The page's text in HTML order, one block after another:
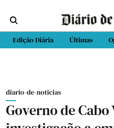
Edição Diária Últimas
diario-de-noticias
Governo de Cabo